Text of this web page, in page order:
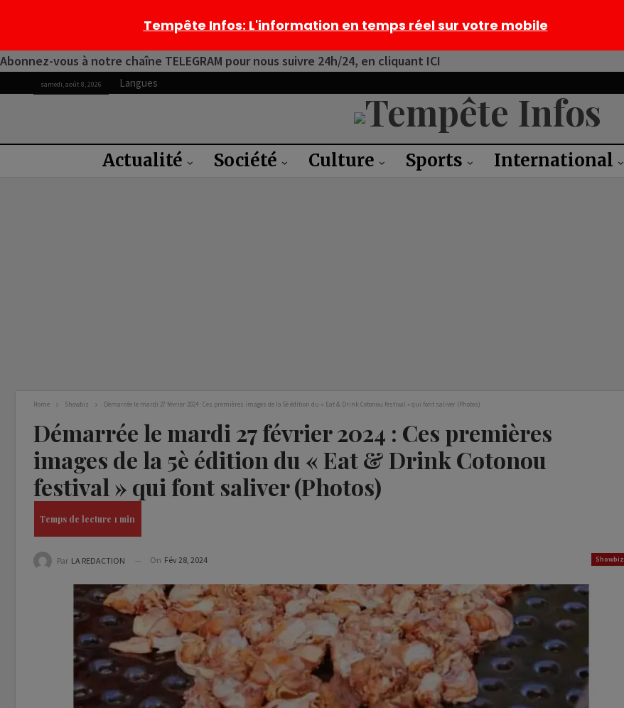
Abonnez-vous à notre chaîne TELEGRAM pour nous suivre 24h/24, en cliquant ICI
samedi, août 8, 2026 Langues
Actualité Société Culture Sports International
Home Showbiz Démarrée le mardi 27 février 2024 : Ces premières images de la 5è édition du « Eat & Drink Cotonou festival » qui font saliver (Photos)
Démarrée le mardi 27 février 2024 : Ces premières
images de la 5è édition du « Eat & Drink Cotonou
festival » qui font saliver (Photos)
Showbiz
Par LA REDACTION On Fév 28, 2024
Tempête Infos: L'information en temps réel sur votre mobile